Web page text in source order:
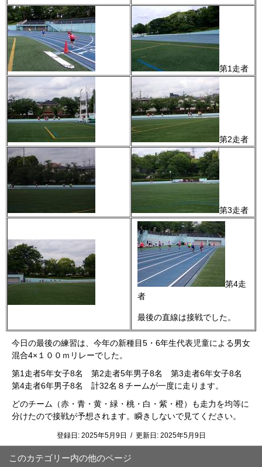
第1走者
第2走者
第3走者
第4走
者
最後の直線は接戦でした。
今日の最後の練習は、今年の新種目5・6年生代表児童による男女
混合4×１００ｍリレーでした。
第1走者5年女子8名 第2走者5年男子8名 第3走者6年女子8名
第4走者6年男子8名 計32名８チームが一度に走ります。
どのチーム（赤・青・黄・緑・桃・白・紫・橙）も走力を均等に
分けたので接戦が予想されます。瞬きしないで見てください。
登録日: 2025年5月9日 / 更新日: 2025年5月9日
このカテゴリー内の他のページ